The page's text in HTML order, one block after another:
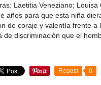
Laetitia Veneziano; Louisa
años para que esta niña
de coraje y valentía frente a
de discriminación que el
Repost 0